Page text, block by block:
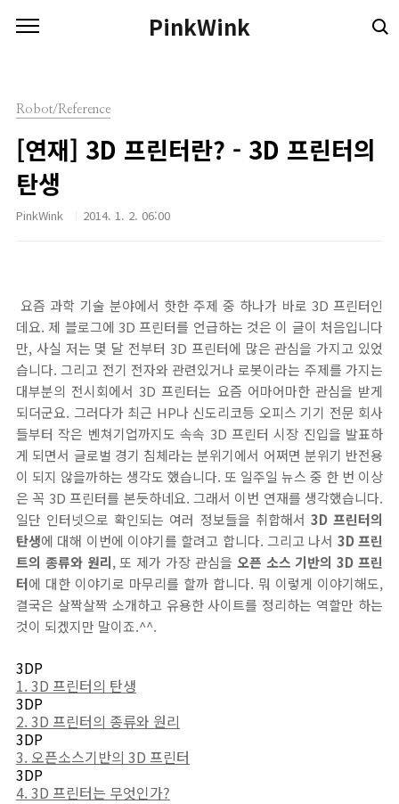
PinkWink
Robot/Reference
[연재] 3D 프린터란? - 3D 프린터의
탄생
PinkWink 2014. 1. 2. 06:00
요즘 과학 기술 분야에서 핫한 주제 중 하나가 바로 3D 프린터인
데요. 제 블로그에 3D 프린터를 언급하는 것은 이 글이 처음입니다
만, 사실 저는 몇 달 전부터 3D 프린터에 많은 관심을 가지고 있었
습니다. 그리고 전기 전자와 관련있거나 로봇이라는 주제를 가지는
대부분의 전시회에서 3D 프린터는 요즘 어마어마한 관심을 받게
되더군요. 그러다가 최근 HP나 신도리코등 오피스 기기 전문 회사
들부터 작은 벤쳐기업까지도 속속 3D 프린터 시장 진입을 발표하
게 되면서 글로벌 경기 침체라는 분위기에서 어쩌면 분위기 반전용
이 되지 않을까하는 생각도 했습니다. 또 일주일 뉴스 중 한 번 이상
은 꼭 3D 프린터를 본듯하네요. 그래서 이번 연재를 생각했습니다.
일단 인터넷으로 확인되는 여러 정보들을 취합해서 3D 프린터의
탄생에 대해 이번에 이야기를 할려고 합니다. 그리고 나서 3D 프린
트의 종류와 원리, 또 제가 가장 관심을 오픈 소스 기반의 3D 프린
터에 대한 이야기로 마무리를 할까 합니다. 뭐 이렇게 이야기해도,
결국은 살짝살짝 소개하고 유용한 사이트를 정리하는 역할만 하는
것이 되겠지만 말이죠.^^.
3DP
1. 3D 프린터의 탄생
3DP
2. 3D 프린터의 종류와 원리
3DP
3. 오픈소스기반의 3D 프린터
3DP
4. 3D 프린터는 무엇인가?